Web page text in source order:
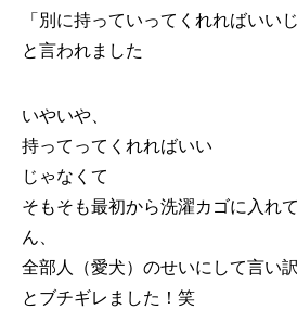
「別に持っていってくれればいいじ
と言われました
いやいや、
持ってってくれればいい
じゃなくて
そもそも最初から洗濯カゴに入れ
ん、
全部人（愛犬）のせいにして言い
とブチギレました！笑